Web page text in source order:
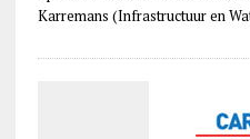
Karremans (Infrastructuur en